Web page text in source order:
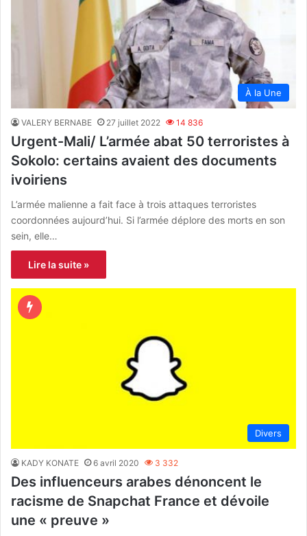
À la Une
VALERY BERNABE 27 juillet 2022 14 836
Urgent-Mali/ L’armée abat 50 terroristes à
Sokolo: certains avaient des documents
ivoiriens
L’armée malienne a fait face à trois attaques terroristes
coordonnées aujourd’hui. Si l’armée déplore des morts en son
sein, elle…
Lire la suite »
Divers
KADY KONATE 6 avril 2020 3 332
Des influenceurs arabes dénoncent le
racisme de Snapchat France et dévoile
une « preuve »